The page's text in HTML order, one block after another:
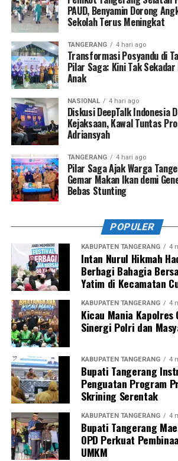
PAUD, Benyamin Dorong
Sekolah Terus Meningkat
TANGERANG 4 hari ago
Transformasi Posyandu di
Pilar Saga: Kini Tak
Anak
NASIONAL 4 hari ago
Diskusi DeepTalk Indonesia
Kejaksaan, Kawal Tuntas
Adriansyah
TANGERANG 4 hari ago
Pilar Saga Ajak Warga
Gemar Makan Ikan demi
Bebas Stunting
POPULER
KABUPATEN TANGERANG 4
Intan Nurul Hikmah
Berbagi Bahagia
Yatim di Kecamatan
KABUPATEN TANGERANG 4
Kicau Mania
Sinergi Polri dan
KABUPATEN TANGERANG 4
Bupati Tangerang
Penguatan Program
Skrining Serentak
KABUPATEN TANGERANG 4
Bupati Tangerang
OPD Perkuat
UMKM